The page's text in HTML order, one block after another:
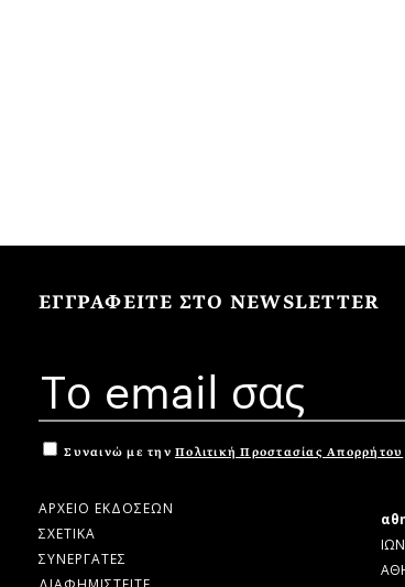
ΕΓΓΡΑΦΕΙΤΕ ΣΤΟ NEWSLETTER
Συναινώ με την Πολιτική Προστασίας Απορρήτου
ΑΡΧΕΙΟ ΕΚΔΟΣΕΩΝ
ΣΧΕΤΙΚΑ
ΣΥΝΕΡΓΑΤΕΣ
ΔΙΑΦΗΜΙΣΤΕΙΤΕ